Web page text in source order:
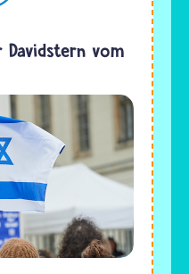
Davidstern vom